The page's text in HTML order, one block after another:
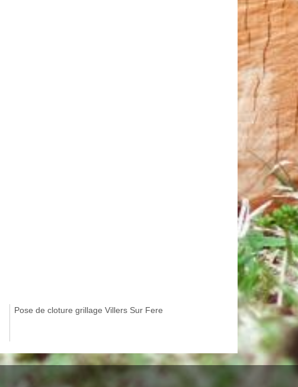
Pose de cloture grillage Villers Sur Fere